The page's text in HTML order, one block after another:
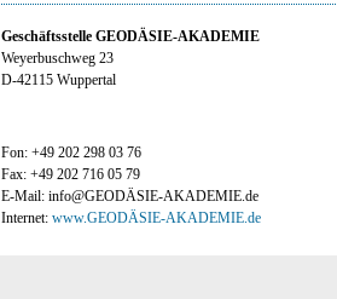
Geschäftsstelle GEODÄSIE-AKADEMIE
Weyerbuschweg 23
D-42115 Wuppertal
Fon: +49 202 298 03 76
Fax: +49 202 716 05 79
E-Mail: info@GEODÄSIE-AKADEMIE.de
Internet: www.GEODÄSIE-AKADEMIE.de